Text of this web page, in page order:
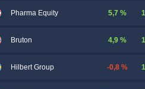
Pharma Equity 5,7 %
Bruton 4,9 %
Hilbert Group -0,8 %